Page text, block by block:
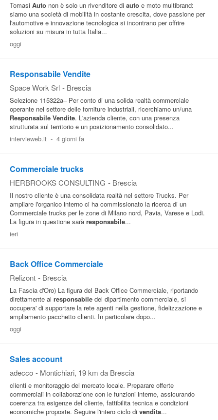
Tomasi Auto non è solo un rivenditore di auto e moto multibrand:
siamo una società di mobilità in costante crescita, dove passione per
l'automotive e innovazione tecnologica si incontrano per offrire
soluzioni su misura in tutta Italia...
oggi
Responsabile Vendite
Space Work Srl - Brescia
Selezione 115322a– Per conto di una solida realtà commerciale
operante nel settore delle forniture industriali, ricerchiamo un/una
Responsabile Vendite. L'azienda cliente, con una presenza
strutturata sul territorio e un posizionamento consolidato...
intervieweb.it - 4 giorni fa
Commerciale trucks
HERBROOKS CONSULTING - Brescia
Il nostro cliente è una consolidata realtà nel settore Trucks. Per
ampliare l'organico interno ci ha commissionato la ricerca di un
Commerciale trucks per le zone di Milano nord, Pavia, Varese e Lodi.
La figura in questione sarà responsabile...
ieri
Back Office Commerciale
Relizont - Brescia
La Fascia d'Oro) La figura del Back Office Commerciale, riportando
direttamente al responsabile del dipartimento commerciale, si
occupera' di supportare la rete agenti nella gestione, fidelizzazione e
ampliamento pacchetto clienti. In particolare dopo...
oggi
Sales account
adecco - Montichiari, 19 km da Brescia
clienti e monitoraggio del mercato locale. Preparare offerte
commerciali in collaborazione con le funzioni interne, assicurando
coerenza tra esigenze del cliente, fattibilita tecnica e condizioni
economiche proposte. Seguire l'intero ciclo di vendita...